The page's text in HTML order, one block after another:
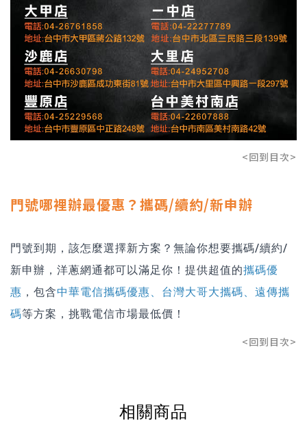
<回到目次>
門號哪裡辦最優惠？攜碼/續約/新申辦
門號到期，該怎麼選擇新方案？無論你想要攜碼/續約/
新申辦，洋蔥網通都可以滿足你！提供超值的攜碼優
惠 ，包含中華電信攜碼優惠、 台灣大哥大攜碼、 遠傳攜
碼等方案，挑戰電信市場最低價！
<回到目次>
相關商品